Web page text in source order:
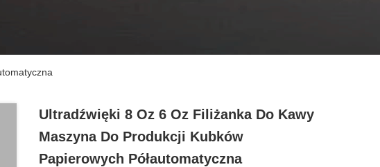
Ultradźwięki 8 Oz 6 Oz Filiżanka Do Kawy
Maszyna Do Produkcji Kubków
Papierowych Półautomatyczna